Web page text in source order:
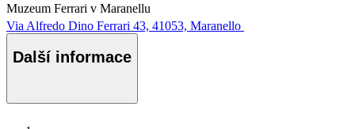
Muzeum Ferrari v Maranellu
Via Alfredo Dino Ferrari 43, 41053, Maranello
Další informace